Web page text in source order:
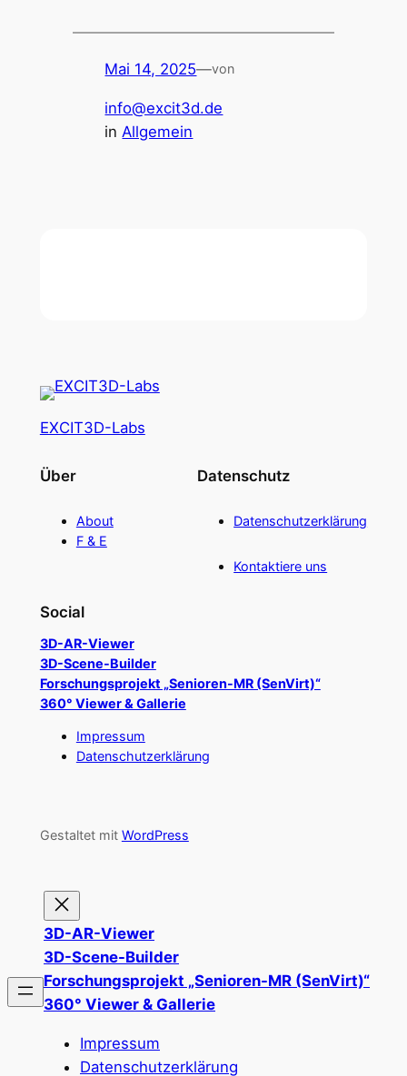
Mai 14, 2025—von
info@excit3d.de
in Allgemein
EXCIT3D-Labs
Über
About
F & E
Datenschutz
Datenschutzerklärung
Kontaktiere uns
Social
3D-AR-Viewer
3D-Scene-Builder
Forschungsprojekt „Senioren-MR (SenVirt)“
360° Viewer & Gallerie
Impressum
Datenschutzerklärung
Gestaltet mit WordPress
3D-AR-Viewer
3D-Scene-Builder
Forschungsprojekt „Senioren-MR (SenVirt)“
360° Viewer & Gallerie
Impressum
Datenschutzerklärung